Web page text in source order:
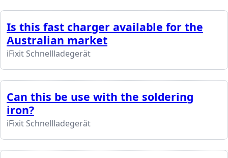
Is this fast charger available for the
Australian market
iFixit Schnellladegerät
Can this be use with the soldering
iron?
iFixit Schnellladegerät